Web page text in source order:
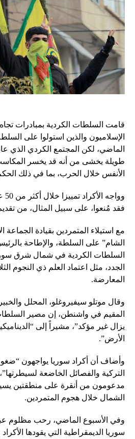
قامت السلطات الكردية بمبادرات
الإسلاميون والذين استولوا على
الماضي، لكن المجتمع الكردي الذي
طويلة يخشى من أنه قد يخسر
الأنفس خلال الحرب، بما في ذلك
فقد مُنعوا، على سبيل المثال، من
مع استيلاء المتمردين بقيادة الجماعة
الشام” على السلطة، والإطاحة
السلطات الكردية في شمال شرق سوريا
الجدد، مثل اعتماد العلم ذي النجوم
المعارضة.
وقال موتلو سيفيروغلو، المحلل
المقيم في واشنطن، إن مصير
يزال غير مؤكد”، مشيراً إلى
الأرض”.
وأضاف أن أكراد سوريا يواجهون
التركية والفصائل الخاضعة
مدعومون من أنقرة على منطقتين
الشمال خلال هجوم المتمردين.
وفي الأسبوع الماضي، رحب مظلوم
سوريا الديمقراطية التي يقودها